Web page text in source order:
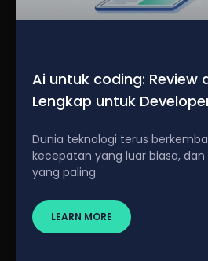
Ai untuk coding: Review
Lengkap untuk
Dunia teknologi terus
kecepatan yang luar biasa,
yang paling
LEARN MORE